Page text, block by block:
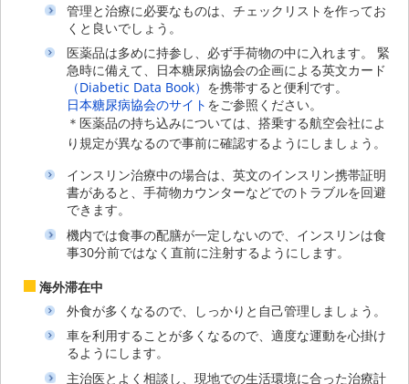
管理と治療に必要なものは、チェックリストを作ってお
くと良いでしょう。
医薬品は多めに持参し、必ず手荷物の中に入れます。 緊
急時に備えて、日本糖尿病協会の企画による英文カード
（Diabetic Data Book） を携帯すると便利です。
日本糖尿病協会のサイト をご参照ください。
＊医薬品の持ち込みについては、搭乗する航空会社によ
り規定が異なるので事前に確認するようにしましょう。
インスリン治療中の場合は、英文のインスリン携帯証明
書があると、手荷物カウンターなどでのトラブルを回避
できます。
機内では食事の配膳が一定しないので、インスリンは食
事30分前ではなく直前に注射するようにします。
海外滞在中
外食が多くなるので、しっかりと自己管理しましょう。
車を利用することが多くなるので、適度な運動を心掛け
るようにします。
主治医とよく相談し、現地での生活環境に合った治療計